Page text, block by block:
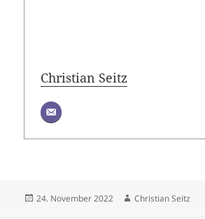
Christian Seitz
Veröffentlicht
24. November 2022 Autor
Christian Seitz